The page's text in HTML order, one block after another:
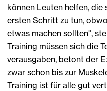
können Leuten helfen,
ersten Schritt zu tun,
etwas machen sollten",
Training müssen sich die
verausgaben, betont der
zwar schon bis zur
Training ist für alle gut